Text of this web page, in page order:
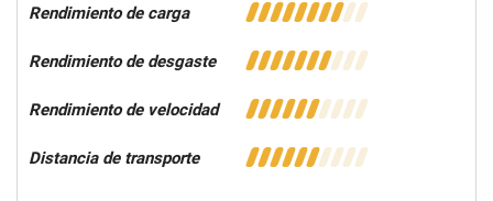
Rendimiento de carga
Rendimiento de desgaste
Rendimiento de velocidad
Distancia de transporte